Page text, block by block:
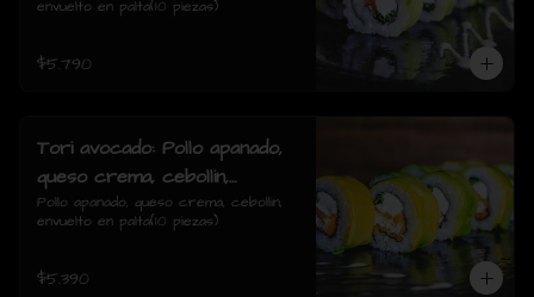
envuelto en palta(10 piezas)
$5.790
Tori avocado: Pollo apanado,
queso crema, cebollin,
envuelto en palta
Pollo apanado, queso crema, cebollin,
envuelto en palta(10 piezas)
$5.390